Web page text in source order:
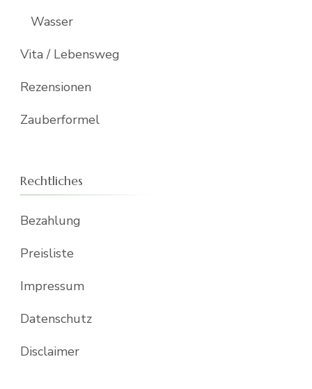
Wasser
Vita / Lebensweg
Rezensionen
Zauberformel
Rechtliches
Bezahlung
Preisliste
Impressum
Datenschutz
Disclaimer